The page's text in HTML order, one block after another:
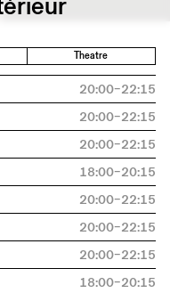
Theatre
20:00–22:15
20:00–22:15
20:00–22:15
18:00–20:15
20:00–22:15
20:00–22:15
20:00–22:15
18:00–20:15